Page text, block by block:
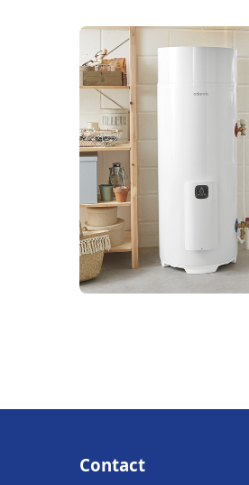
Contact